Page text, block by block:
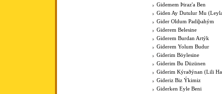
Gidemem Þiraz'a Ben
Giden Ay Dutulur Mu
Gider Oldum Padiþahým
Giderem Belesine
Giderem Burdan Artýk
Giderem Yolum Budur
Giderim Böylesine
Giderim Bu Düzünen
Giderim Kýraðýnan (Lili
Gideriz Biz Ýkimiz
Giderken Eyle Beni